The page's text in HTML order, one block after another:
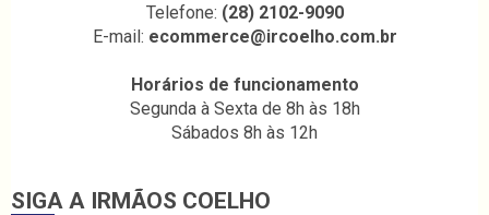
Telefone: (28) 2102-9090
E-mail: ecommerce@ircoelho.com.br
Horários de funcionamento
Segunda à Sexta de 8h às 18h
Sábados 8h às 12h
SIGA A IRMÃOS COELHO